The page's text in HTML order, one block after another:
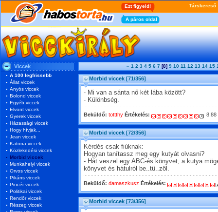
Viccek
A 100 legfrissebb
Állat viccek
Anyós viccek
Bolond viccek
Egyéb viccek
Elvont viccek
Gyerek viccek
Házassági viccek
Hogy hívják...
Jean viccek
Katona viccek
Közlekedési viccek
Morbid viccek
Munkahelyi viccek
Orvos viccek
Pikáns viccek
Pincér viccek
Politikai viccek
Rendőr viccek
Részeg viccek
« 1 2 3 4 5 6 7 [8] 9 10 11 12 13 14 15
Morbid viccek [71/356]
- Mi van a sánta nő két lába között?
- Különbség.
Beküldő: tottthy Értékelés: 8.88
Morbid viccek [72/356]
Kérdés csak fiúknak:
Hogyan tanítassz meg egy kutyát olvasni?
- Hát veszel egy ABC-és könyvet, a kutya
könyvet és hátulról be..tü..zöl.
Beküldő: damaszkusz Értékelés:
Morbid viccek [73/356]